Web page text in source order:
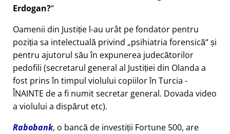
Erdogan?
Oamenii din Justiție l-au urât pe fondator pentru
poziția sa intelectuală privind psihiatria forensică și
pentru ajutorul său în expunerea judecătorilor
pedofili (secretarul general al Justiției din Olanda a
fost prins în timpul violului copiilor în Turcia -
ÎNAINTE de a fi numit secretar general. Dovada video
a violului a dispărut etc).
Rabobank, o bancă de investiții Fortune 500, are